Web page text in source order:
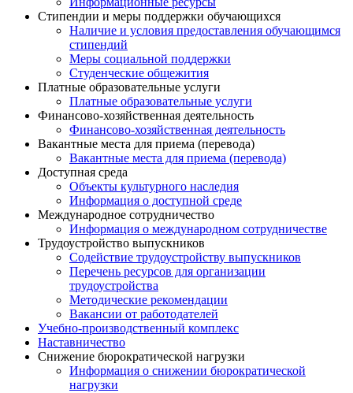
Стипендии и меры поддержки обучающихся
Наличие и условия предоставления обучающимся
стипендий
Меры социальной поддержки
Студенческие общежития
Платные образовательные услуги
Платные образовательные услуги
Финансово-хозяйственная деятельность
Финансово-хозяйственная деятельность
Вакантные места для приема (перевода)
Вакантные места для приема (перевода)
Доступная среда
Объекты культурного наследия
Информация о доступной среде
Международное сотрудничество
Информация о международном сотрудничестве
Трудоустройство выпускников
Содействие трудоустройству выпускников
Перечень ресурсов для организации
трудоустройства
Методические рекомендации
Вакансии от работодателей
Учебно-производственный комплекс
Наставничество
Снижение бюрократической нагрузки
Информация о снижении бюрократической
нагрузки